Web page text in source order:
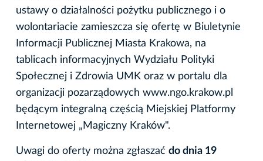
ustawy o działalności pożytku publicznego i o
wolontariacie zamieszcza się ofertę w Biuletynie
Informacji Publicznej Miasta Krakowa, na
tablicach informacyjnych Wydziału Polityki
Społecznej i Zdrowia UMK oraz w portalu dla
organizacji pozarządowych www.ngo.krakow.pl
będącym integralną częścią Miejskiej Platformy
Internetowej „Magiczny Kraków".
Uwagi do oferty można zgłaszać do dnia 19